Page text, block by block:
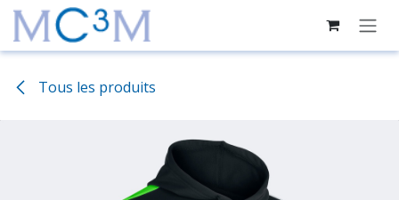
Se rendre au contenu
Tous les produits